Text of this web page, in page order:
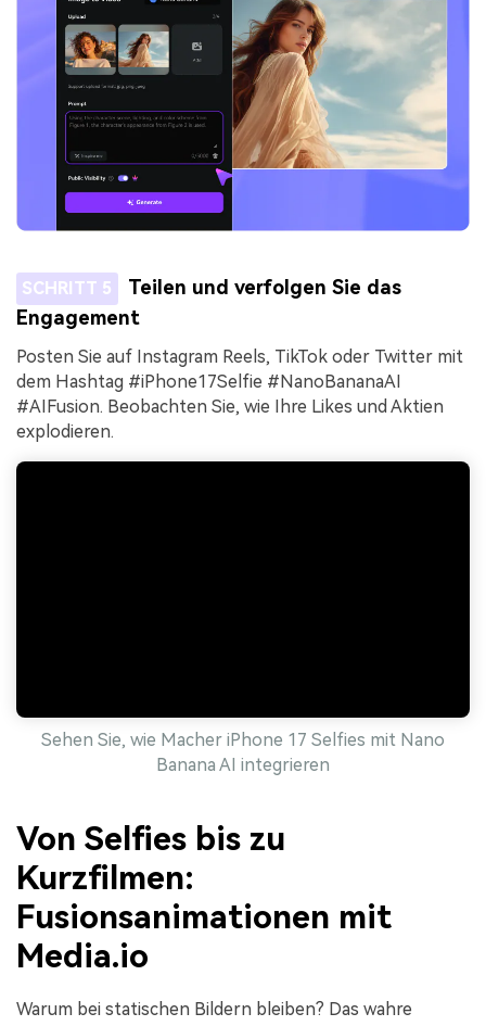
SCHRITT 5
Teilen und verfolgen Sie das
Engagement
Posten Sie auf Instagram Reels, TikTok oder Twitter mit
dem Hashtag #iPhone17Selfie #NanoBananaAI
#AIFusion. Beobachten Sie, wie Ihre Likes und Aktien
explodieren.
Sehen Sie, wie Macher iPhone 17 Selfies mit Nano
Banana AI integrieren
Von Selfies bis zu
Kurzfilmen:
Fusionsanimationen mit
Media.io
Warum bei statischen Bildern bleiben? Das wahre